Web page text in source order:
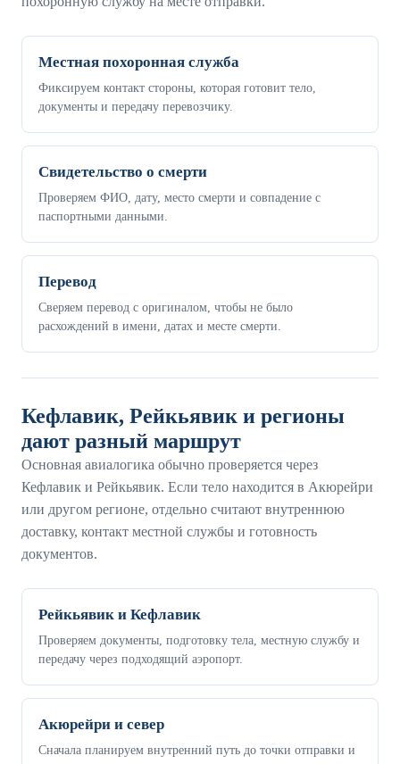
Местная похоронная служба
Фиксируем контакт стороны, которая готовит тело,
документы и передачу перевозчику.
Свидетельство о смерти
Проверяем ФИО, дату, место смерти и совпадение с
паспортными данными.
Перевод
Сверяем перевод с оригиналом, чтобы не было
расхождений в имени, датах и месте смерти.
Кефлавик, Рейкьявик и регионы
дают разный маршрут
Основная авиалогика обычно проверяется через
Кефлавик и Рейкьявик. Если тело находится в Акюрейри
или другом регионе, отдельно считают внутреннюю
доставку, контакт местной службы и готовность
документов.
Рейкьявик и Кефлавик
Проверяем документы, подготовку тела, местную службу и
передачу через подходящий аэропорт.
Акюрейри и север
Сначала планируем внутренний путь до точки отправки и